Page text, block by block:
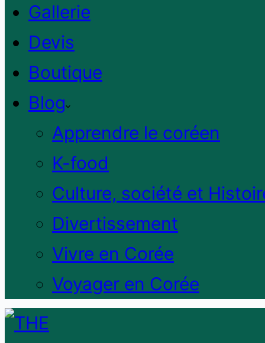
Gallerie
Devis
Boutique
Blog
Apprendre le coréen
K-food
Culture, société et
Divertissement
Vivre en Corée
Voyager en Corée